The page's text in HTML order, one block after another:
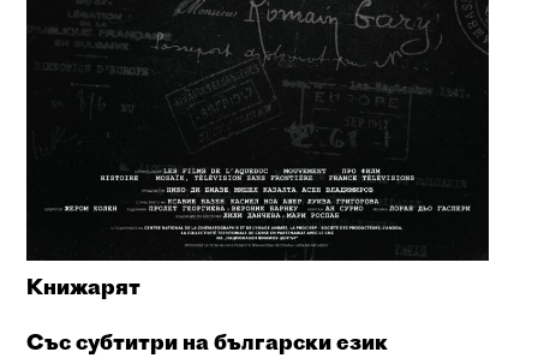
Книжарят
Със субтитри на български език